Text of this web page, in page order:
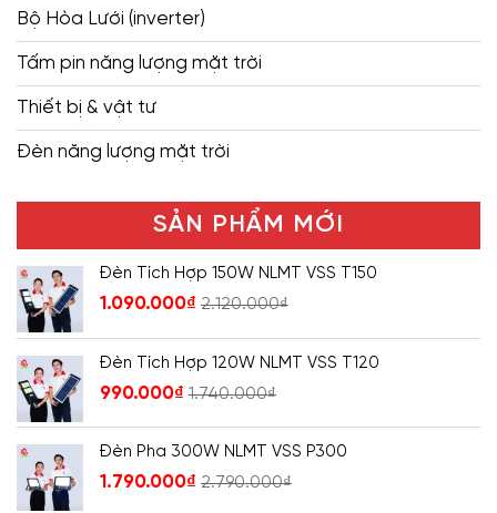
Bộ Hòa Lưới (inverter)
Tấm pin năng lượng mặt trời
Thiết bị & vật tư
Đèn năng lượng mặt trời
SẢN PHẨM MỚI
Đèn Tích Hợp 150W NLMT VSS T150
1.090.000₫ 2.120.000₫
Đèn Tích Hợp 120W NLMT VSS T120
990.000₫ 1.740.000₫
Đèn Pha 300W NLMT VSS P300
1.790.000₫ 2.790.000₫